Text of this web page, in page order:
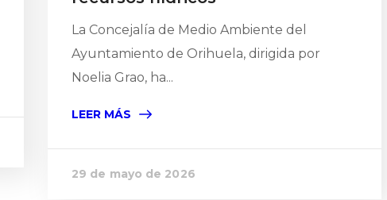
La Concejalía de Medio Ambiente del
Ayuntamiento de Orihuela, dirigida por
Noelia Grao, ha...
LEER MÁS
29 de mayo de 2026